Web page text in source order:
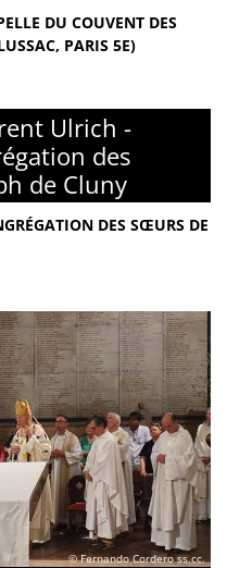
DU COUVENT DES
PARIS 5E)
Ulrich -
des
de Cluny
DES SŒURS DE
© Fernando Cordero ss.cc.